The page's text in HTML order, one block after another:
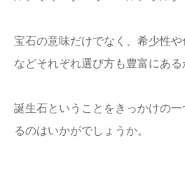
宝石の意味だけでなく、希少性
などそれぞれ選び方も豊富にある
誕生石ということをきっかけの
るのはいかがでしょうか。